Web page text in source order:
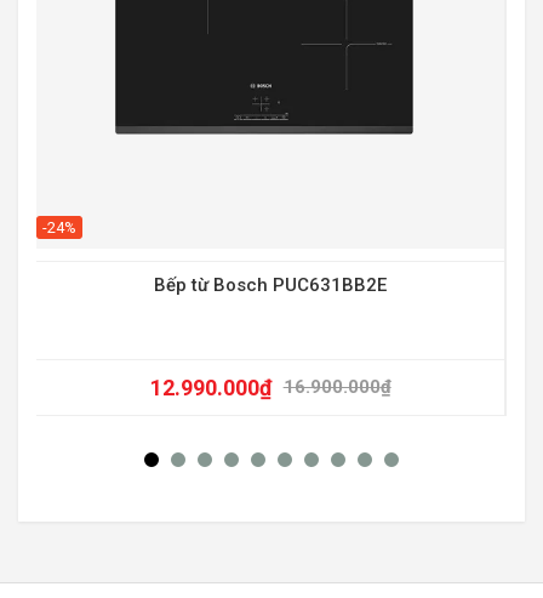
-24%
Bếp từ Bosch PUC631BB2E
16.900.000₫
12.990.000₫